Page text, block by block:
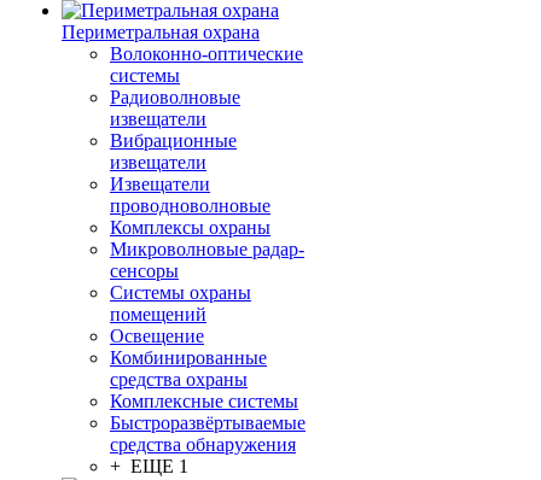
Периметральная охрана
Волоконно-оптические
системы
Радиоволновые
извещатели
Вибрационные
извещатели
Извещатели
проводноволновые
Комплексы охраны
Микроволновые радар-
сенсоры
Системы охраны
помещений
Освещение
Комбинированные
средства охраны
Комплексные системы
Быстроразвёртываемые
средства обнаружения
+ ЕЩЕ 1